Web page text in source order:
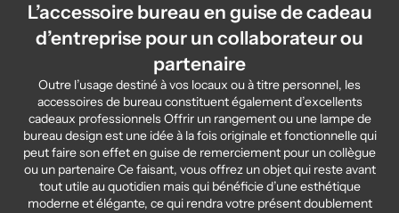
L’accessoire bureau en guise de cadeau
d’entreprise pour un collaborateur ou
partenaire
Outre l’usage destiné à vos locaux ou à titre personnel, les
accessoires de bureau constituent également d’excellents
cadeaux professionnels Offrir un rangement ou une lampe de
bureau design est une idée à la fois originale et fonctionnelle qui
peut faire son effet en guise de remerciement pour un collègue
ou un partenaire Ce faisant, vous offrez un objet qui reste avant
tout utile au quotidien mais qui bénéficie d’une esthétique
moderne et élégante, ce qui rendra votre présent doublement